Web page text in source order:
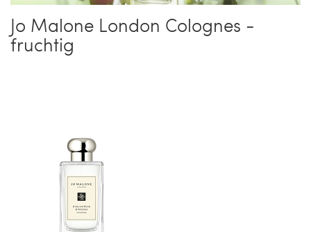
Jo Malone London Colognes -
fruchtig